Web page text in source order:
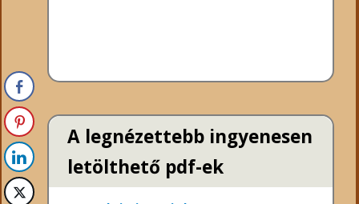
A legnézettebb ingyenesen
letölthető pdf-ek